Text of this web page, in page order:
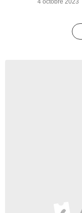
4 octobre 2023